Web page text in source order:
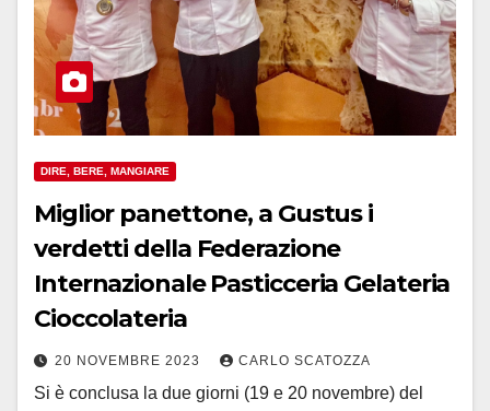
DIRE, BERE, MANGIARE
Miglior panettone, a Gustus i
verdetti della Federazione
Internazionale Pasticceria Gelateria
Cioccolateria
20 NOVEMBRE 2023 CARLO SCATOZZA
Si è conclusa la due giorni (19 e 20 novembre) del